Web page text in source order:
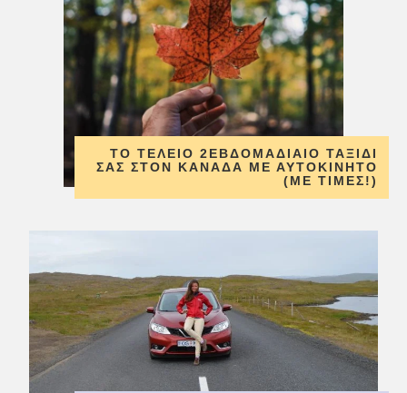
ΤΟ ΤΈΛΕΙΟ 2ΕΒΔΟΜΑΔΙΑΊΟ ΤΑΞΊΔΙ
ΣΑΣ ΣΤΟΝ ΚΑΝΑΔΆ ΜΕ ΑΥΤΟΚΊΝΗΤΟ
(ΜΕ ΤΙΜΈΣ!)